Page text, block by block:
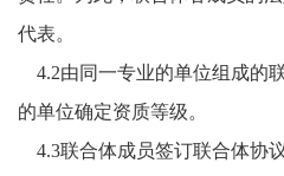
代表。
4.2由同一专业的单位组成的
的单位确定资质等级。
4.3联合体成员签订联合体协